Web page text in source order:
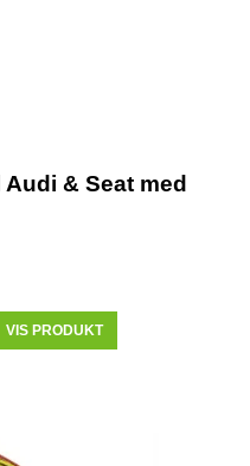
& Seat med
VIS PRODUKT